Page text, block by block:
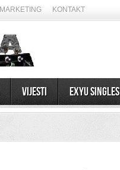
MARKETING KONTAKT
Vijesti EXYU Singles